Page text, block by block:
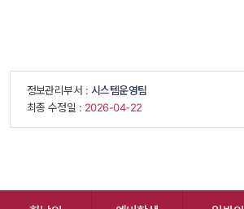
정보관리부서 : 시스템운영팀
최종 수정일 : 2026-04-22